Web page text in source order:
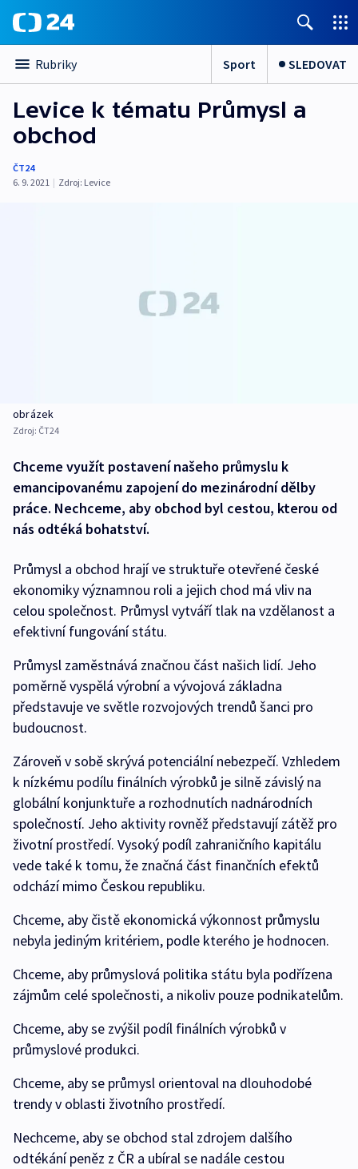
Rubriky Sport SLEDOVAT
Levice k tématu Průmysl a
obchod
ČT24
6. 9. 2021 | Zdroj: Levice
obrázek
Zdroj: ČT24
Chceme využít postavení našeho průmyslu k
emancipovanému zapojení do mezinárodní dělby
práce. Nechceme, aby obchod byl cestou, kterou od
nás odtéká bohatství.
Průmysl a obchod hrají ve struktuře otevřené české
ekonomiky významnou roli a jejich chod má vliv na
celou společnost. Průmysl vytváří tlak na vzdělanost a
efektivní fungování státu.
Průmysl zaměstnává značnou část našich lidí. Jeho
poměrně vyspělá výrobní a vývojová základna
představuje ve světle rozvojových trendů šanci pro
budoucnost.
Zároveň v sobě skrývá potenciální nebezpečí. Vzhledem
k nízkému podílu finálních výrobků je silně závislý na
globální konjunktuře a rozhodnutích nadnárodních
společností. Jeho aktivity rovněž představují zátěž pro
životní prostředí. Vysoký podíl zahraničního kapitálu
vede také k tomu, že značná část finančních efektů
odchází mimo Českou republiku.
Chceme, aby čistě ekonomická výkonnost průmyslu
nebyla jediným kritériem, podle kterého je hodnocen.
Chceme, aby průmyslová politika státu byla podřízena
zájmům celé společnosti, a nikoliv pouze podnikatelům.
Chceme, aby se zvýšil podíl finálních výrobků v
průmyslové produkci.
Chceme, aby se průmysl orientoval na dlouhodobé
trendy v oblasti životního prostředí.
Nechceme, aby se obchod stal zdrojem dalšího
odtékání peněz z ČR a ubíral se nadále cestou